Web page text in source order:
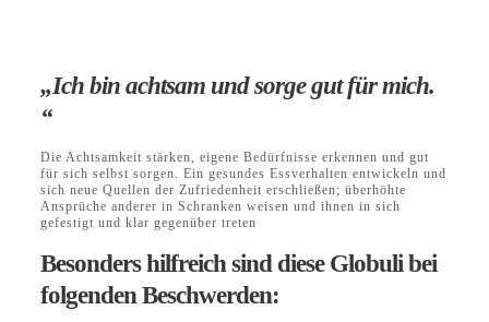
„Ich bin achtsam und sorge gut für mich.
“
Die Achtsamkeit stärken, eigene Bedürfnisse erkennen und gut
für sich selbst sorgen. Ein gesundes Essverhalten entwickeln und
sich neue Quellen der Zufriedenheit erschließen; überhöhte
Ansprüche anderer in Schranken weisen und ihnen in sich
gefestigt und klar gegenüber treten
Besonders hilfreich sind diese Globuli bei
folgenden Beschwerden: